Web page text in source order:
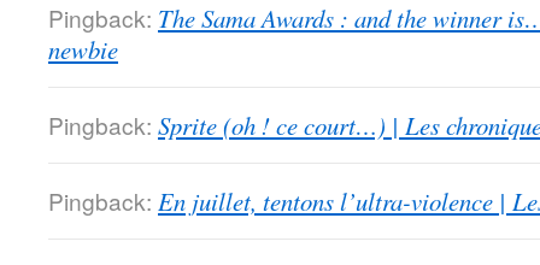
Pingback: The Sama Awards : and the winner
newbie
Pingback: Sprite (oh ! ce court…) | Les
Pingback: En juillet, tentons l’ultra-violence |